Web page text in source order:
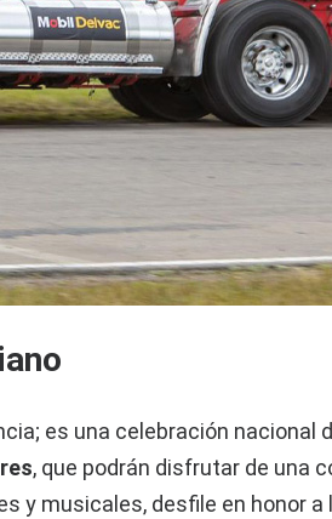
es una celebración nacional
, que podrán disfrutar de una
musicales, desfile en honor a